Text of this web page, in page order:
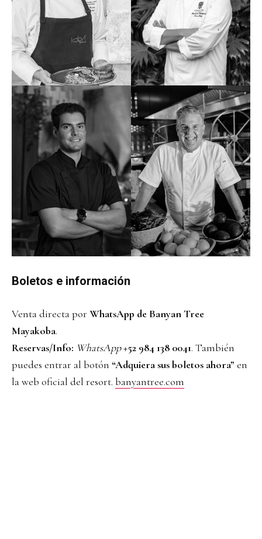
Boletos e información
Venta directa por WhatsApp de Banyan Tree
Mayakoba.
Reservas/Info: WhatsApp+52 984 138 0041. También
puedes entrar al botón “Adquiera sus boletos ahora” en
la web oficial del resort. banyantree.com